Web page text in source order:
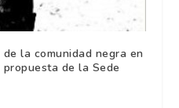
la comunidad negra en
de la Sede